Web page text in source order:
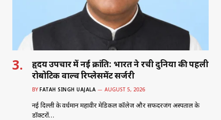
k
हृदय उपचार में नई क्रांति: भारत ने रची दुनिया की पहली
रोबोटिक वाल्व रिप्लेसमेंट सर्जरी
BY FATAH SINGH UAJALA AUGUST 5, 2026
नई दिल्ली के वर्धमान महावीर मेडिकल कॉलेज और सफदरजंग अस्पताल के
डॉक्टरों…